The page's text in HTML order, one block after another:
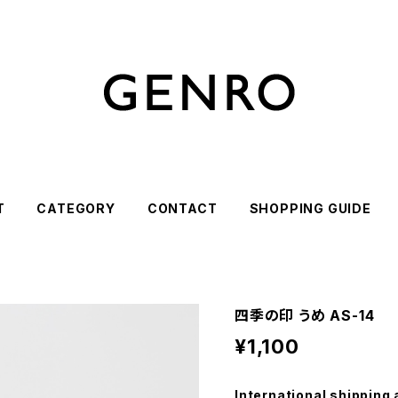
CATEGORY CONTACT SHOPPING GUIDE
四季の印 うめ AS-14
¥1,100
International shipping